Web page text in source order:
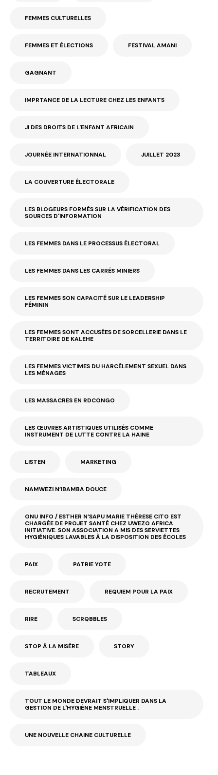
FEMMES CULTURELLES
FEMMES ET ÉLECTIONS FESTIVAL AMANI
GAGNANT
IMPRTANCE DE LA LECTURE CHEZ LES ENFANTS
JI DES DROITS DE L'ENFANT AFRICAIN
JOURNÉE INTERNATIONNAL JUILLET 2023
LA COUVERTURE ÉLECTORALE
LES BLOGEURS FORMÉS SUR LA VÉRIFICATION DES
SOURCES D'INFORMATION
LES FEMMES DANS LE PROCESSUS ÉLECTORAL
LES FEMMES DANS LES CARRÉS MINIERS
LES FEMMES SON CAPACITÉ SUR LE LEADERSHIP
FÉMININ
LES FEMMES SONT ACCUSÉES DE SORCELLERIE DANS LE
TERRITOIRE DE KALEHE
LES FEMMES VICTIMES DU HARCÈLEMENT SEXUEL DANS
LES MÉNAGES
LES MASSACRES EN RDCONGO
LES ŒUVRES ARTISTIQUES UTILISÉS COMME
INSTRUMENT DE LUTTE CONTRE LA HAINE
LISTEN MARKETING
NAMWEZI N’IBAMBA DOUCE
ONU INFO / ESTHER N’SAPU MARIE THÈRESE CITO EST
CHARGÉE DE PROJET SANTÉ CHEZ UWEZO AFRICA
INITIATIVE. SON ASSOCIATION A MIS DES SERVIETTES
HYGIÉNIQUES LAVABLES À LA DISPOSITION DES ÉCOLES
PAIX PATRIE YOTE
RECRUTEMENT REQUIEM POUR LA PAIX
RIRE SCRQBBLES
STOP À LA MISÈRE STORY
TABLEAUX
TOUT LE MONDE DEVRAIT S'IMPLIQUER DANS LA
GESTION DE L'HYGIÈNE MENSTRUELLE .
UNE NOUVELLE CHAINE CULTURELLE